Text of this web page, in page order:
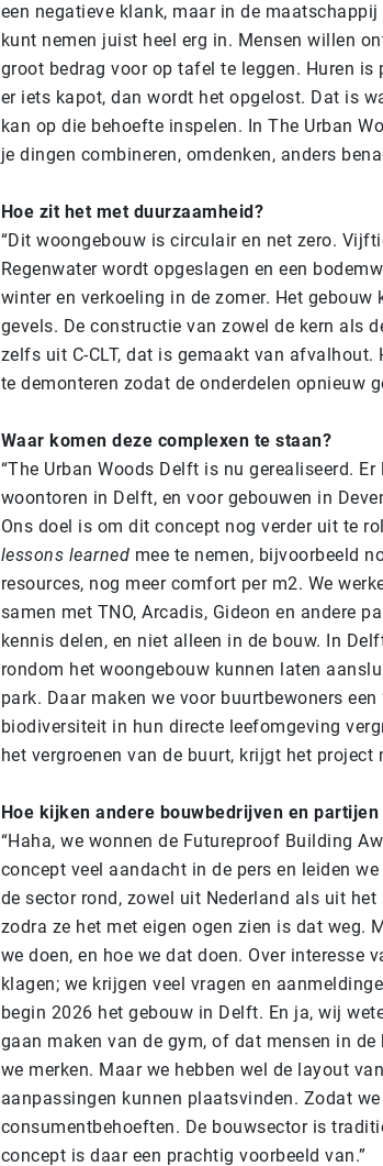
een negatieve klank, maar in de
kunt nemen juist heel erg in. Mensen willen
groot bedrag voor op tafel te leggen. Huren
er iets kapot, dan wordt het opgelost. Dat is
kan op die behoefte inspelen. In The Urban
je dingen combineren, omdenken, anders
Hoe zit het met duurzaamheid?
“Dit woongebouw is circulair en net zero.
Regenwater wordt opgeslagen en een
winter en verkoeling in de zomer. Het gebouw
gevels. De constructie van zowel de kern als
zelfs uit C-CLT, dat is gemaakt van
te demonteren zodat de onderdelen opnieuw
Waar komen deze complexen te staan?
“The Urban Woods Delft is nu gerealiseerd.
woontoren in Delft, en voor gebouwen in
Ons doel is om dit concept nog verder uit te
lessons learned mee te nemen, bijvoorbeeld
resources, nog meer comfort per m2. We
samen met TNO, Arcadis, Gideon en andere
kennis delen, en niet alleen in de bouw. In
rondom het woongebouw kunnen laten
park. Daar maken we voor buurtbewoners
biodiversiteit in hun directe leefomgeving
het vergroenen van de buurt, krijgt het project
Hoe kijken andere bouwbedrijven en
“Haha, we wonnen de Futureproof Building
concept veel aandacht in de pers en leiden
de sector rond, zowel uit Nederland als uit
zodra ze het met eigen ogen zien is dat weg.
we doen, en hoe we dat doen. Over interesse
klagen; we krijgen veel vragen en
begin 2026 het gebouw in Delft. En ja, wij
gaan maken van de gym, of dat mensen in
we merken. Maar we hebben wel de layout
aanpassingen kunnen plaatsvinden. Zodat
consumentbehoeften. De bouwsector is
concept is daar een prachtig voorbeeld van.”